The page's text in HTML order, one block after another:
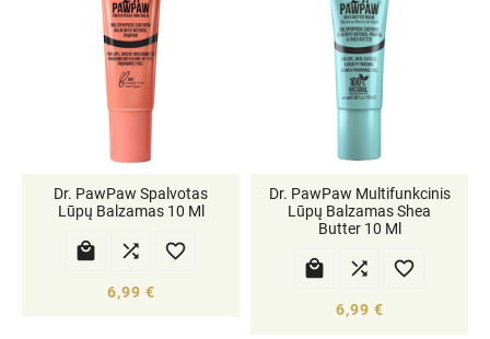
Dr. PawPaw Spalvotas
Lūpų Balzamas 10 Ml
  
6,99 €
Dr. PawPaw Multifunkcinis
Lūpų Balzamas Shea
Butter 10 Ml
  
6,99 €